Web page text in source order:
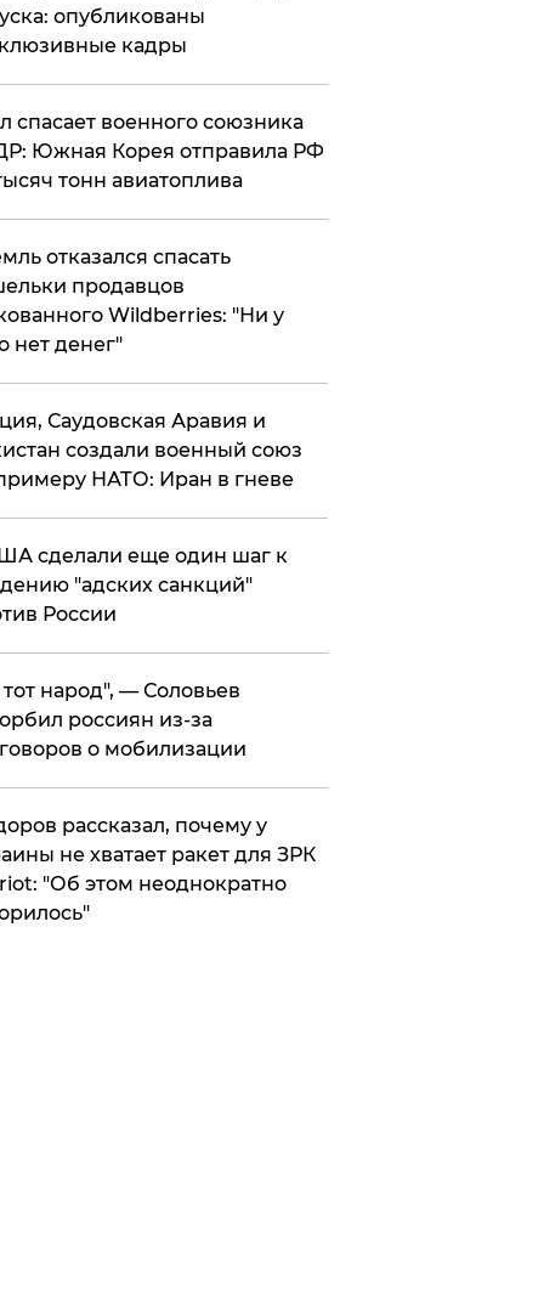
опубликованы
кадры
спасает военного союзника
Южная Корея отправила РФ
тонн авиатоплива
отказался спасать
продавцов
Wildberries: "Ни у
нет денег"
Саудовская Аравия и
создали военный союз
НАТО: Иран в гневе
сделали еще один шаг к
"адских санкций"
России
народ", — Соловьев
россиян из-за
о мобилизации
рассказал, почему у
не хватает ракет для ЗРК
"Об этом неоднократно